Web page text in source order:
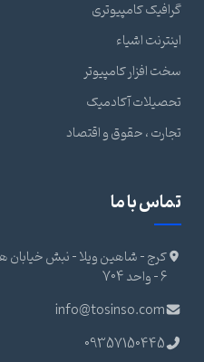
گرافیک کامپیوتری
اینترنت اشیاء
سخت افزار کامپیوتر
تحصیلات آکادمیک
تجارت ، حقوق و اقتصاد
تماس با ما
کرج - شاهین ویلا - نبش
6 - واحد 704
info@tosinso.com
09357150445